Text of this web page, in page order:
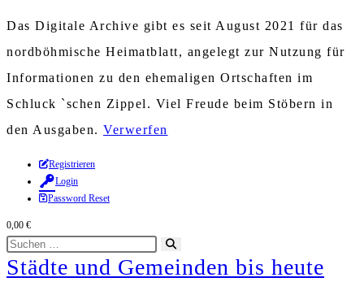
Das Digitale Archive gibt es seit August 2021 für das
nordböhmische Heimatblatt, angelegt zur Nutzung für
Informationen zu den ehemaligen Ortschaften im
Schluck `schen Zippel. Viel Freude beim Stöbern in
den Ausgaben. Verwerfen
Zum
Inhalt
springen
Registrieren
Login
Password Reset
0,00 €
Diese
Website
durchsuchen
starten
Städte und Gemeinden bis heute